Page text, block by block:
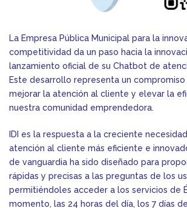
La Empresa Pública Municipal para la
competitividad da un paso hacia la
lanzamiento oficial de su Chatbot de
Este desarrollo representa un compromiso
mejorar la atención al cliente y elevar la
nuestra comunidad emprendedora.
IDI es la respuesta a la creciente
atención al cliente más eficiente e
de vanguardia ha sido diseñado para
rápidas y precisas a las preguntas de los
permitiéndoles acceder a los servicios de
momento, las 24 horas del día, los 7 días